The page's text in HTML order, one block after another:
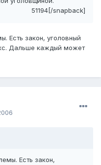
51194[/snapback]
Есть закон, уголовный
Дальше каждый может
Есть закон,